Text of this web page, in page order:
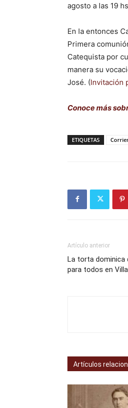
agosto a las 19
En la entonces
Primera
Catequista por
manera su
José. (Invitación
Conoce más
ETIQUETAS
Artículo anterior
La torta dominica
para todos en
Artículos